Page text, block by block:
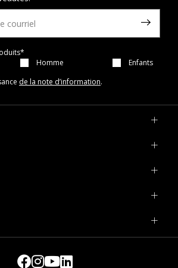
Homme
Enfants
de la note d’information.